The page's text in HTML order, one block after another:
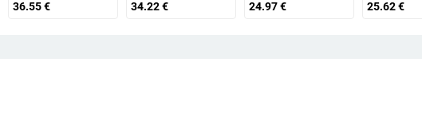
36.55€ 34.22€ 24.97€ 25.62€